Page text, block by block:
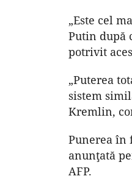
„Este cel
Putin după
potrivit
„Puterea
sistem
Kremlin,
Punerea în
anunţată
AFP.